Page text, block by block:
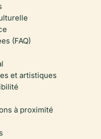
(FAQ)
et artistiques
à proximité